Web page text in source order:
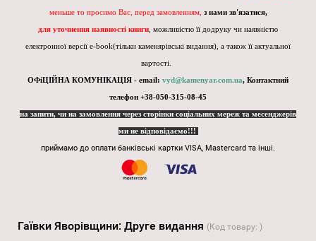
меньше то просимо Вас, перед замовленням, з нами зв'язатися,
для уточнення наявності книги , можливістю її додруку чи наявністю
електронної версії e-book(тільки каменярівські видання), а також її актуальної
вартості.
ОФіЦІЙНА КОМУНІКАЦІЯ - email: vyd@kamenyar.com.ua, Контактний
телефон +38-050-315-08-45
на запити, чи на замовлення через сторінки соціальних мереж та месенджерів
ми не відповідаємо!!!
приймамо до оплати банківські картки VISA, Mastercard та інші.
Гаївки Яворівщини: Друге видання (Код товару: )